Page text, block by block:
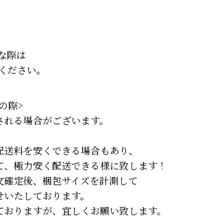
際は
ださい。
際>
る場合がございます。
料を安くできる場合もあり、
極力安く配送できる様に致します！
定後、梱包サイズを計測して
たしております。
りますが、宜しくお願い致します。